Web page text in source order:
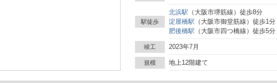
駅徒歩
北浜駅 （ 大阪市堺筋線 ） 徒歩8分
淀屋橋駅 （ 大阪市御堂筋線 ） 徒歩1分
肥後橋駅 （ 大阪市四つ橋線 ） 徒歩5分
竣工 2023年7月
規模 地上12階建て